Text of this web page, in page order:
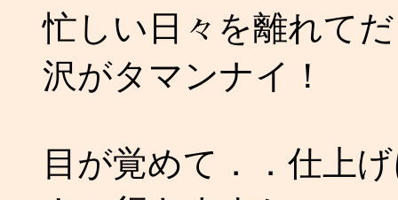
忙しい日々を離れて
沢がタマンナイ！
目が覚めて．．仕上